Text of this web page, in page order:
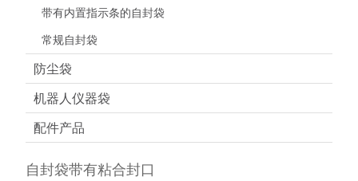
带有内置指示条的自封袋
常规自封袋
防尘袋
机器人仪器袋
配件产品
自封袋带有粘合封口